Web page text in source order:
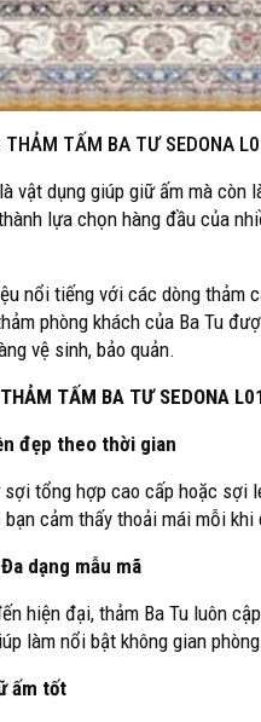
THẢM TẤM BA TƯ SEDONA
vật dụng giúp giữ ấm mà
lựa chọn hàng đầu của
nổi tiếng với các dòng thảm
phòng khách của Ba Tu
vệ sinh, bảo quản.
TẤM BA TƯ SEDONA
đẹp theo thời gian
tổng hợp cao cấp hoặc sợi
cảm thấy thoải mái mỗi khi
dạng mẫu mã
hiện đại, thảm Ba Tu luôn
làm nổi bật không gian
ấm tốt